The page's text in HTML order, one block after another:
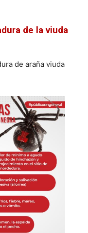
de la viuda
de araña viuda